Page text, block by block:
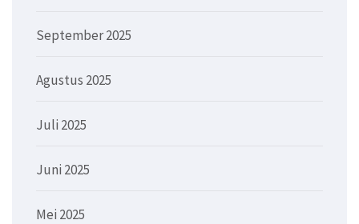
September 2025
Agustus 2025
Juli 2025
Juni 2025
Mei 2025